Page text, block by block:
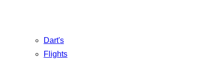
Dart's
Flights